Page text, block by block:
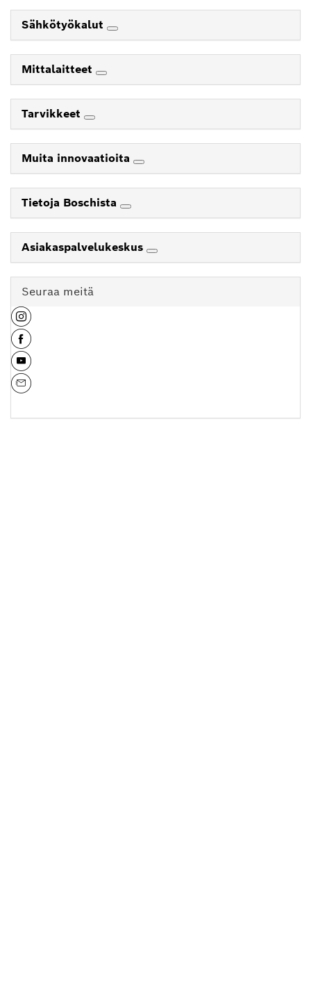
Sähkötyökalut
Mittalaitteet
Tarvikkeet
Muita innovaatioita
Tietoja Boschista
Asiakaspalvelukeskus
Seuraa meitä